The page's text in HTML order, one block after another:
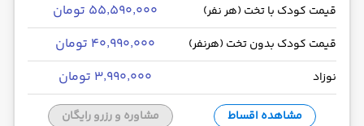
قیمت کودک با تخت (هر نفر) ۵۵٬۵۹۰٬۰۰۰ تومان
قیمت کودک بدون تخت (هرنفر) ۴۰٬۹۹۰٬۰۰۰ تومان
نوزاد ۳٬۹۹۰٬۰۰۰ تومان
مشاهده اقساط مشاوره و رزرو رایگان